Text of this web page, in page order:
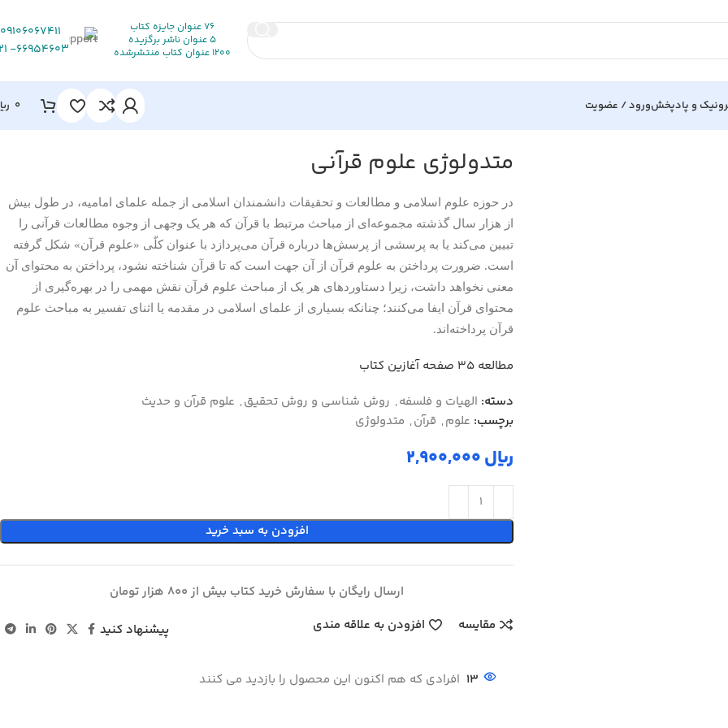
76 عنوان جایزه کتاب
5 عنوان ناشر برگزیده
1200 عنوان کتاب منتشرشده
09106067411
66954603- 021
و پادپخشورود / عضویت
متدولوژی علوم قرآنی
در حوزه علوم اسلامی و مطالعات و تحقیقات دانشمندان اسلامی از جمله علمای امامیه، در طول بیش
از هزار سال گذشته مجموعه‌ای از مباحث مرتبط با قرآن که هر یک وجهی از وجوه مطالعات قرآنی را
تبیین می‌کند یا به پرسشی از پرسش‌ها درباره قرآن می‌پردازد با عنوان کلّی «علوم قرآن» شکل گرفته‌
است. ضرورت پرداختن به علوم قرآن از آن جهت است که تا قرآن شناخته نشود، پرداختن به محتوای آن
معنی نخواهد داشت، زیرا دستاوردهای هر یک از مباحث علوم قرآن نقش مهمی را در بهره‌گیری از
محتوای قرآن ایفا می‌کنند؛ چنانکه بسیاری از علمای اسلامی در مقدمه یا اثنای تفسیر به مباحث علوم
قرآن پرداخته‌اند.
مطالعه ۳۵ صفحه آغازین کتاب
دسته: الهیات و فلسفه, روش شناسي و روش تحقيق, علوم قرآن و حدیث
برچسب: علوم, قرآن, متدولوژی
ریال
افزودن به سبد خرید
ارسال رایگان با سفارش خرید کتاب بیش از 800 هزار تومان
مقایسه
افزودن به علاقه مندی پیشنهاد کنید
13 افرادی که هم اکنون این محصول را بازدید می کنند